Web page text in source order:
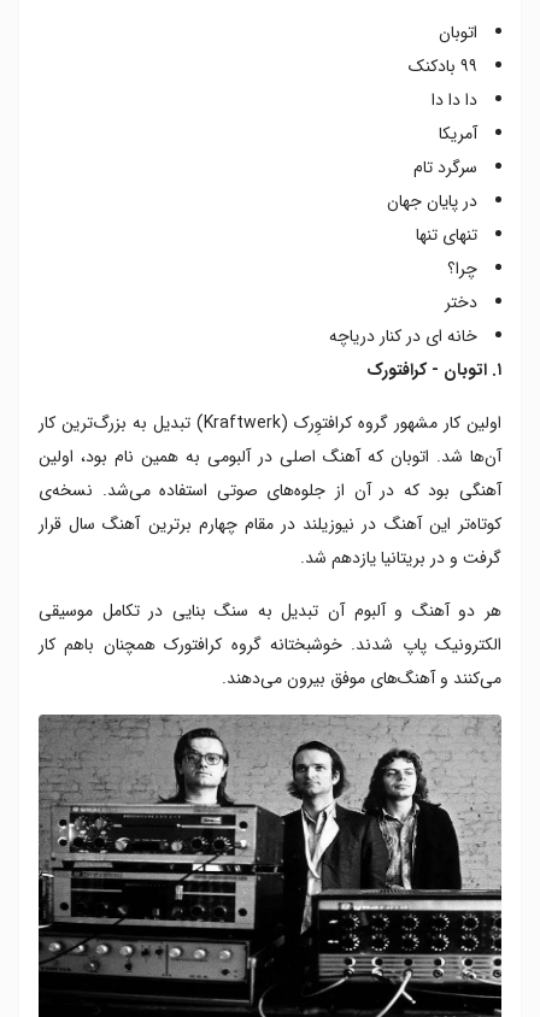
اتوبان
۹۹ بادکنک
دا دا دا
آمریکا
سرگرد تام
در پایان جهان
تنهای تنها
چرا؟
دختر
خانه ای در کنار دریاچه
۱. اتوبان - کرافتورک
اولین کار مشهور گروه کرافتوِرک (Kraftwerk) تبدیل به بزرگ‌ترین کار
آن‌ها شد. اتوبان که آهنگ اصلی در آلبومی به همین نام بود، اولین
آهنگی بود که در آن از جلوه‌های صوتی استفاده می‌شد. نسخه‌ی
کوتاه‌تر این آهنگ در نیوزیلند در مقام چهارم برترین آهنگ سال قرار
گرفت و در بریتانیا یازدهم شد.
هر دو آهنگ و آلبوم آن تبدیل به سنگ بنایی در تکامل موسیقی
الکترونیک پاپ شدند. خوشبختانه گروه کرافتورک همچنان باهم کار
می‌کنند و آهنگ‌های موفق بیرون می‌دهند.